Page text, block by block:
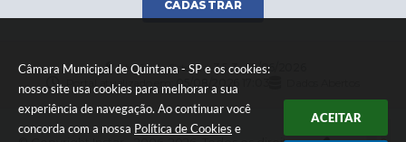
Câmara Municipal de Quintana - SP e os cookies:
nosso site usa cookies para melhorar a sua
experiência de navegação. Ao continuar você
concorda com a nossa Política de Cookies e
ACEITAR
CADASTRAR
Versão do Sistema: 3.5.3 - 19/06/2026
Portal atualizado em:
05/08/2026 17:03